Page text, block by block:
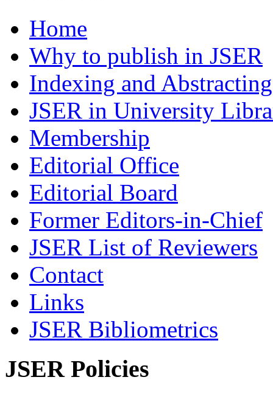
Home
Why to publish in JSER
Indexing and Abstracting
JSER in University
Membership
Editorial Office
Editorial Board
Former Editors-in-Chief
JSER List of Reviewers
Contact
Links
JSER Bibliometrics
JSER Policies